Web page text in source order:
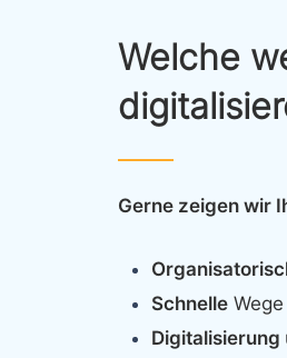
Welche
Gerne zeigen wir
SchnelleWege
Digitalisierung